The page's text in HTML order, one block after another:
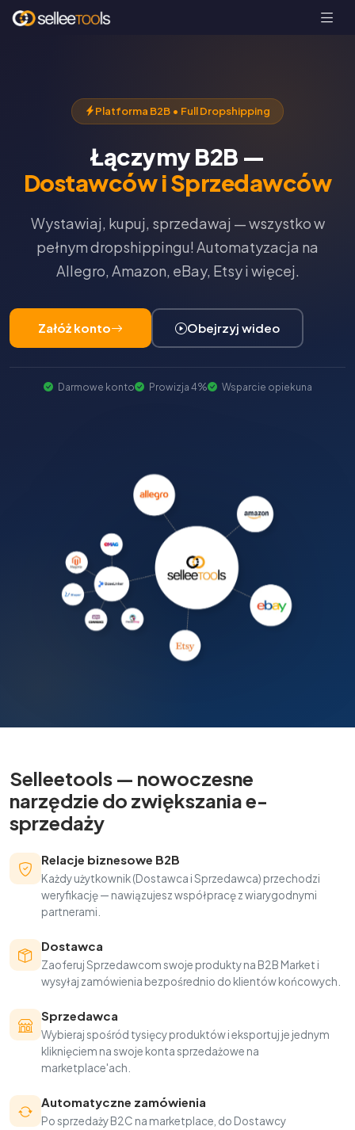
Platforma B2B • Full Dropshipping
Łączymy B2B —
Dostawców i Sprzedawców
Wystawiaj, kupuj, sprzedawaj — wszystko w
pełnym dropshippingu! Automatyzacja na
Allegro, Amazon, eBay, Etsy i więcej.
Załóż konto Obejrzyj wideo
Darmowe konto Prowizja 4% Wsparcie opiekuna
Selleetools — nowoczesne
narzędzie do zwiększania e-
sprzedaży
Relacje biznesowe B2B
Każdy użytkownik (Dostawca i Sprzedawca) przechodzi
weryfikację — nawiązujesz współpracę z wiarygodnymi
partnerami.
Dostawca
Zaoferuj Sprzedawcom swoje produkty na B2B Market i
wysyłaj zamówienia bezpośrednio do klientów końcowych.
Sprzedawca
Wybieraj spośród tysięcy produktów i eksportuj je jednym
kliknięciem na swoje konta sprzedażowe na
marketplace'ach.
Automatyczne zamówienia
Po sprzedaży B2C na marketplace, do Dostawcy